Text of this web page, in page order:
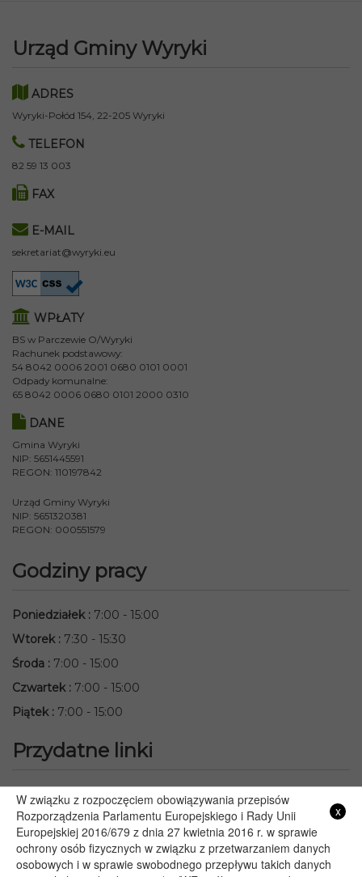
Urząd Gminy Wyryki
ADRES
Wyryki-Połód 154, 22-205 Wyryki
TELEFON
82 59 13 003
FAX
E-MAIL
sekretariat@wyryki.eu
WPŁATY
BS w Parczewie O/Wyryki
Rachunek podstawowy:
54 8042 0006 2001 0680 0101 0001
Odpady komunalne:
65 8042 0006 0680 0101 2000 0310
DANE
Gmina Wyryki
NIP: 5651445591
REGON: 110197842
Urząd Gminy Wyryki
NIP: 5651320381
REGON: 000551579
Godziny pracy
Poniedziałek: 7:00 - 15:00
Wtorek: 7:30 - 15:30
Środa : 7:00 - 15:00
Czwartek: 7:00 - 15:00
Piątek: 7:00 - 15:00
Przydatne linki
Starostwo Powiatowe we Włodawie
Lubelski Urząd Wojewódzki w Lublinie
Urząd Marszałkowski Województwa Lubelskiego w Lublinie
Serwis Rzeczypospolitej Polskiej
x
W związku z rozpoczęciem obowiązywania przepisów
Rozporządzenia Parlamentu Europejskiego i Rady Unii
Europejskiej 2016/679 z dnia 27 kwietnia 2016 r. w sprawie
ochrony osób fizycznych w związku z przetwarzaniem danych
osobowych i w sprawie swobodnego przepływu takich danych